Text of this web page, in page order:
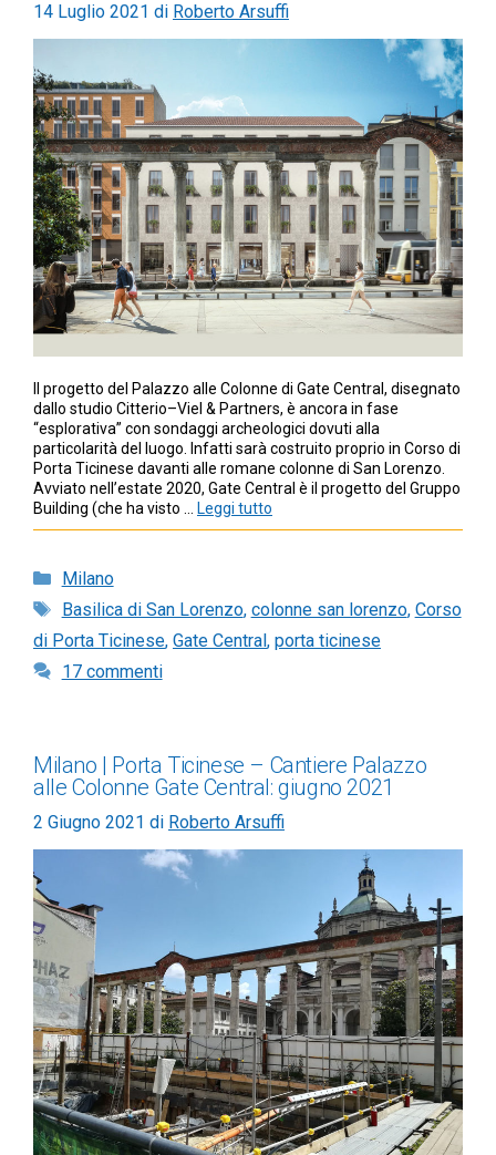
14 Luglio 2021 di Roberto Arsuffi
Il progetto del Palazzo alle Colonne di Gate Central, disegnato
dallo studio Citterio–Viel & Partners, è ancora in fase
“esplorativa” con sondaggi archeologici dovuti alla
particolarità del luogo. Infatti sarà costruito proprio in Corso di
Porta Ticinese davanti alle romane colonne di San Lorenzo.
Avviato nell’estate 2020, Gate Central è il progetto del Gruppo
Building (che ha visto … Leggi tutto
Categorie
Milano
Tag
Basilica di San Lorenzo, colonne san lorenzo, Corso
di Porta Ticinese, Gate Central , porta ticinese
17 commenti
Milano | Porta Ticinese – Cantiere Palazzo
alle Colonne Gate Central: giugno 2021
2 Giugno 2021 di Roberto Arsuffi